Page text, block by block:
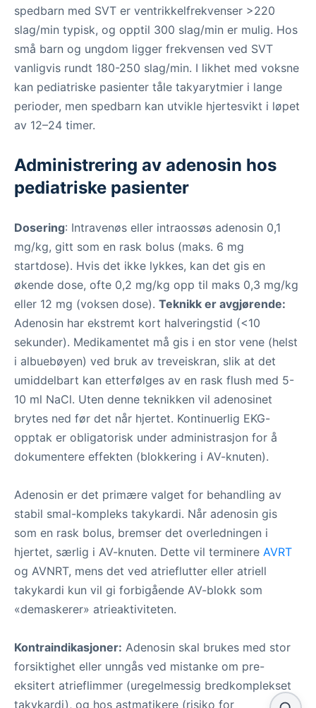
spedbarn med SVT er ventrikkelfrekvenser >220
slag/min typisk, og opptil 300 slag/min er mulig. Hos
små barn og ungdom ligger frekvensen ved SVT
vanligvis rundt 180-250 slag/min. I likhet med voksne
kan pediatriske pasienter tåle takyarytmier i lange
perioder, men spedbarn kan utvikle hjertesvikt i løpet
av 12–24 timer.
Administrering av adenosin hos
pediatriske pasienter
Dosering: Intravenøs eller intraossøs adenosin 0,1
mg/kg, gitt som en rask bolus (maks. 6 mg
startdose). Hvis det ikke lykkes, kan det gis en
økende dose, ofte 0,2 mg/kg opp til maks 0,3 mg/kg
eller 12 mg (voksen dose). Teknikk er avgjørende:
Adenosin har ekstremt kort halveringstid (<10
sekunder). Medikamentet må gis i en stor vene (helst
i albuebøyen) ved bruk av treveiskran, slik at det
umiddelbart kan etterfølges av en rask flush med 5-
10 ml NaCl. Uten denne teknikken vil adenosinet
brytes ned før det når hjertet. Kontinuerlig EKG-
opptak er obligatorisk under administrasjon for å
dokumentere effekten (blokkering i AV-knuten).
Adenosin er det primære valget for behandling av
stabil smal-kompleks takykardi. Når adenosin gis
som en rask bolus, bremser det overledningen i
hjertet, særlig i AV-knuten. Dette vil terminere AVRT
og AVNRT, mens det ved atrieflutter eller atriell
takykardi kun vil gi forbigående AV-blokk som
«demaskerer» atrieaktiviteten.
Kontraindikasjoner: Adenosin skal brukes med stor
forsiktighet eller unngås ved mistanke om pre-
eksitert atrieflimmer (uregelmessig bredkomplekset
takykardi), og hos astmatikere (risiko for